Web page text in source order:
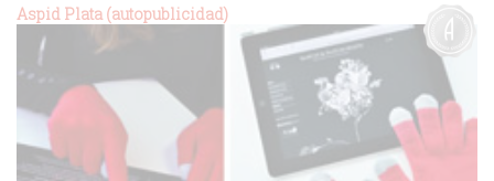
cliente:
Aspid Plata (autopublicidad)